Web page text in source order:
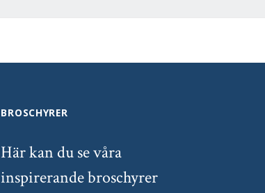
BROSCHYRER
Här kan du se våra
inspirerande broschyrer